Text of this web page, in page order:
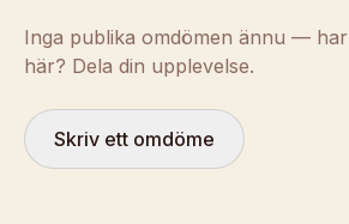
Inga publika omdömen ännu —
här? Dela din upplevelse.
Skriv ett omdöme